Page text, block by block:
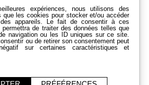
expériences, nous utilisons des
que les cookies pour stocker et/ou accéder
appareils. Le fait de consentir à ces
permettra de traiter des données telles que
navigation ou les ID uniques sur ce site.
ou de retirer son consentement peut
sur certaines caractéristiques et